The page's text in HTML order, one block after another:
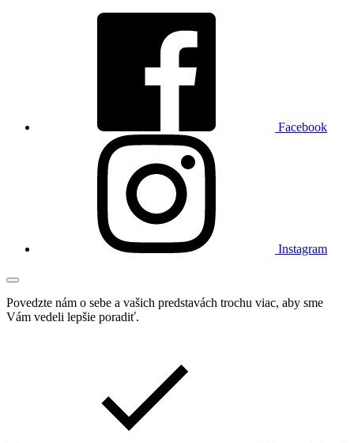
Facebook
Instagram
Povedzte nám o sebe a vašich predstavách trochu viac, aby sme
Vám vedeli lepšie poradiť.